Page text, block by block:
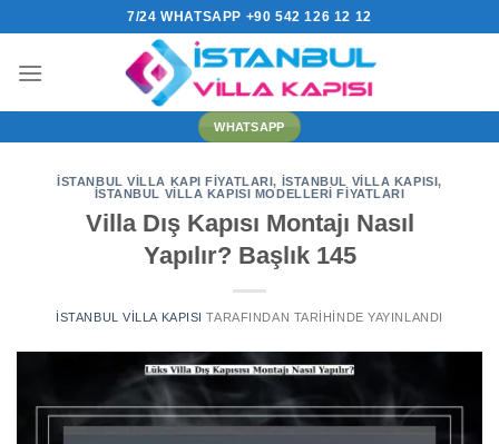
7/24 WHATSAPP +90 542 126 12 12
WHATSAPP
İSTANBUL VILLA KAPI FIYATLARI, İSTANBUL VILLA KAPISI,
İSTANBUL VILLA KAPISI MODELLERI FIYATLARI
Villa Dış Kapısı Montajı Nasıl
Yapılır? Başlık 145
İSTANBUL VILLA KAPISI TARAFINDAN TARIHINDE YAYINLANDI